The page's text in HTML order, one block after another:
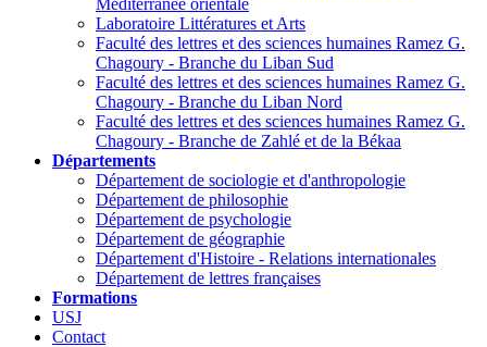
Méditerranée orientale
Laboratoire Littératures et Arts
Faculté des lettres et des sciences humaines Ramez G.
Chagoury - Branche du Liban Sud
Faculté des lettres et des sciences humaines Ramez G.
Chagoury - Branche du Liban Nord
Faculté des lettres et des sciences humaines Ramez G.
Chagoury - Branche de Zahlé et de la Békaa
Départements
Département de sociologie et d'anthropologie
Département de philosophie
Département de psychologie
Département de géographie
Département d'Histoire - Relations internationales
Département de lettres françaises
Formations
USJ
Contact